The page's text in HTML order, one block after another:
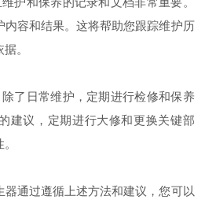
内容和结果。这将帮助您跟踪维护历
。
日常维护，定期进行检修和保养
建议，定期进行大修和更换关键部
通过遵循上述方法和建议，您可以